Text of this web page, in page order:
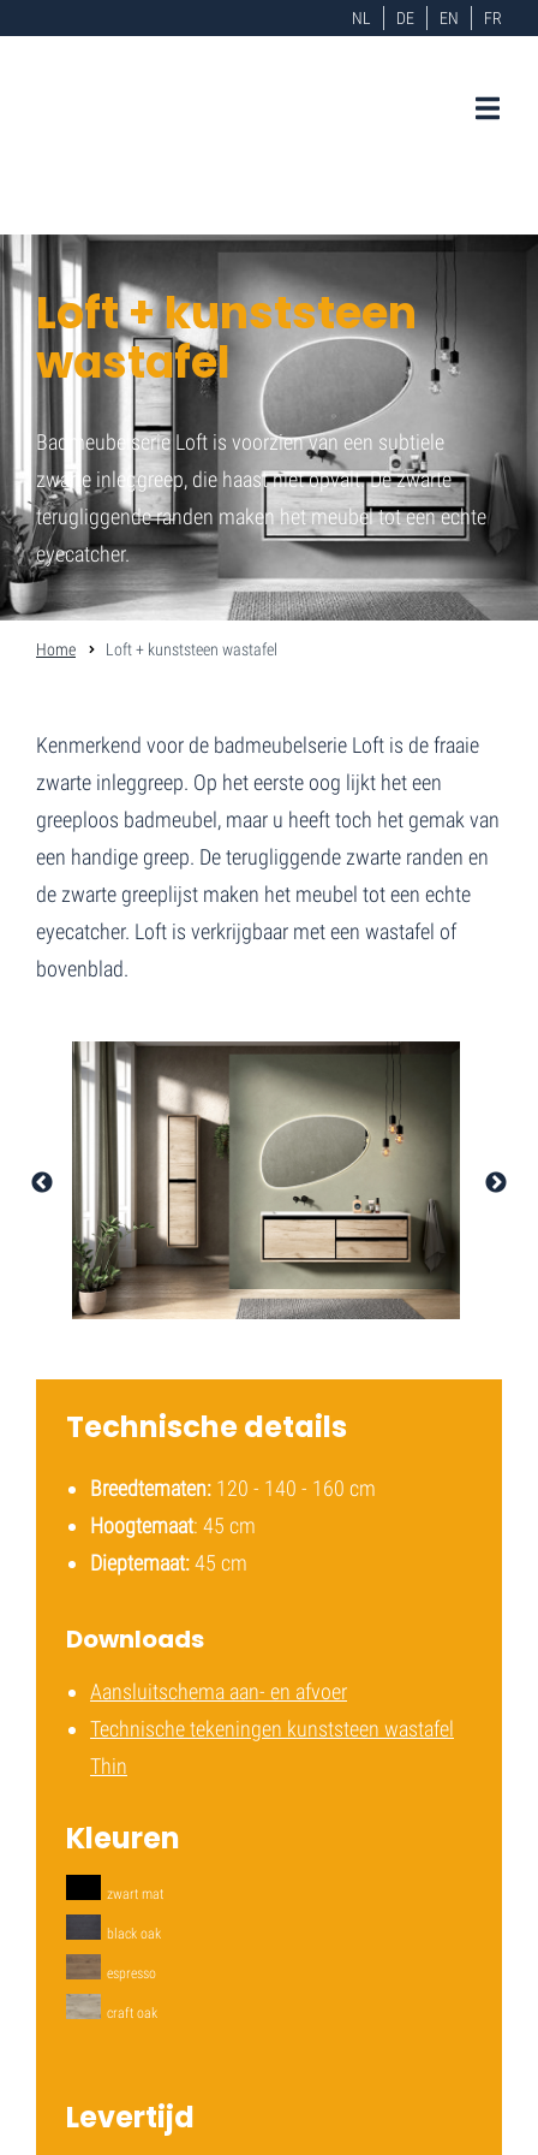
NL DE EN FR
Loft + kunststeen
wastafel
Badmeubelserie Loft is voorzien van een subtiele
zwarte inleggreep, die haast niet opvalt. De zwarte
terugliggende randen maken het meubel tot een echte
eyecatcher.
Home Loft + kunststeen wastafel
Kenmerkend voor de badmeubelserie Loft is de fraaie
zwarte inleggreep. Op het eerste oog lijkt het een
greeploos badmeubel, maar u heeft toch het gemak van
een handige greep. De terugliggende zwarte randen en
de zwarte greeplijst maken het meubel tot een echte
eyecatcher. Loft is verkrijgbaar met een wastafel of
bovenblad.
Technische details
Breedtematen: 120 - 140 - 160 cm
Hoogtemaat: 45 cm
Dieptemaat:45 cm
Downloads
Aansluitschema aan- en afvoer
Technische tekeningen kunststeen wastafel
Thin
Kleuren
zwart mat
black oak
espresso
craft oak
Levertijd